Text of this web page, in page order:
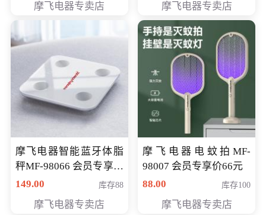
摩飞电器专卖店 摩飞电器专卖店
摩飞电器智能蓝牙体脂
秤MF-98066 会员专享价
98元
149.00 库存88
摩飞电器专卖店
摩飞电器电蚊拍MF-
98007 会员专享价66元
88.00
库存100
摩飞电器专卖店